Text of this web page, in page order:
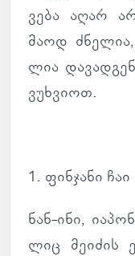
ვება აღარ
მაოდ
ლია
ვუხ­ვიოთ.
1. ფინ­ჯანი ჩაი
ნან-ინი,
ლიც მე­ი­ძის